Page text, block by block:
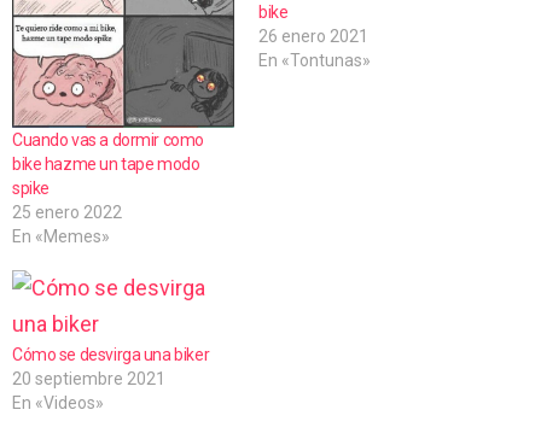
o
.
.
.
Cuando vas a dormir como
bike hazme un tape modo
spike
25 enero 2022
En «Memes»
bike
26 enero 2021
En «Tontunas»
Cómo se desvirga una biker
20 septiembre 2021
En «Videos»